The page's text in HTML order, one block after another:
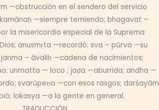
—obstrucción en el sendero del servicio
—siempre temiendo; bhagavat –
la misericordia especial de la Suprema
anusmṛta —recordó; sva – pūrva —su
– āvaliḥ —cadena de nacimientos;
unmatta — loco ; jaḍa —aburrida; andha —
svarūpeṇa —con esos rasgos; darśayām
lokasya —a la gente en general.